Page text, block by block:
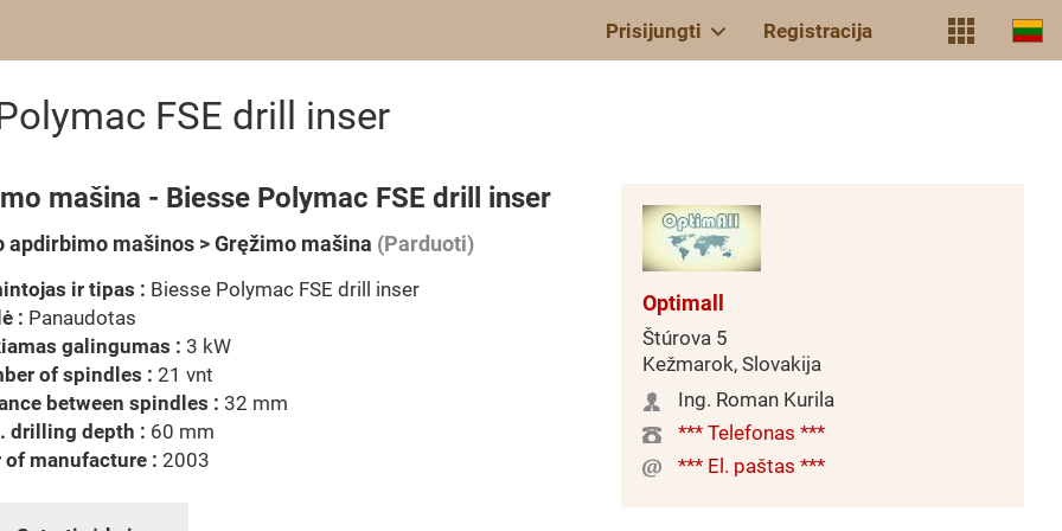
Prisijungti Registracija
FSE drill inser
mašina - Biesse Polymac FSE drill inser
apdirbimo mašinos > Gręžimo mašina (Parduoti)
ir tipas : Biesse Polymac FSE drill inser
: Panaudotas
galingumas : 3 kW
of spindles : 21 vnt
between spindles : 32 mm
drilling depth : 60 mm
of manufacture : 2003
Optimall
Štúrova 5
Kežmarok, Slovakija
Ing. Roman Kurila
*** Telefonas ***
*** El. paštas ***